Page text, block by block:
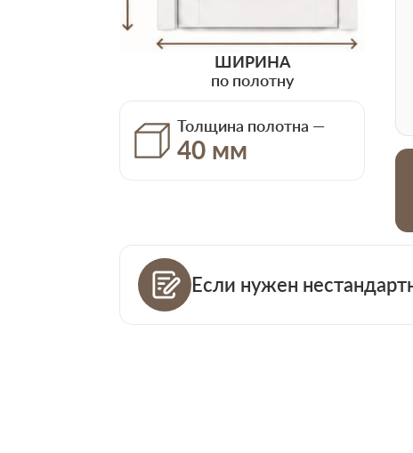
ШИРИНА
по полотну
Толщина полотна —
40 мм
Если нужен